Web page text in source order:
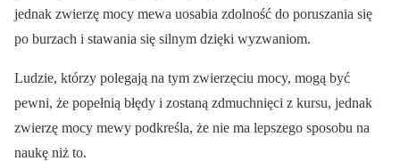
jednak zwierzę mocy mewa uosabia zdolność do poruszania się
po burzach i stawania się silnym dzięki wyzwaniom.
Ludzie, którzy polegają na tym zwierzęciu mocy, mogą być
pewni, że popełnią błędy i zostaną zdmuchnięci z kursu, jednak
zwierzę mocy mewy podkreśla, że nie ma lepszego sposobu na
naukę niż to.